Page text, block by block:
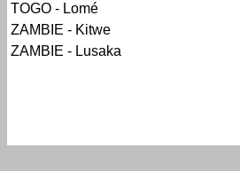
TOGO - Lomé
ZAMBIE - Kitwe
ZAMBIE - Lusaka